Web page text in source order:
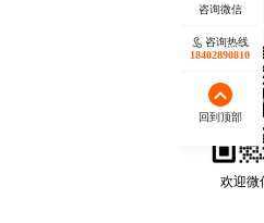
欢迎微
咨询热线
18402890810
回到顶部